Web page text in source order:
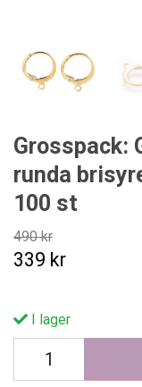
runda
100 st
490 kr
339 kr
I lager